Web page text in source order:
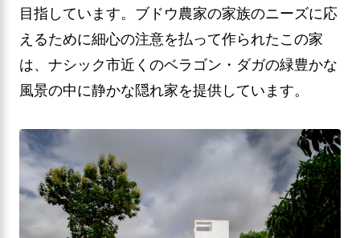
目指しています。ブドウ農家の家族のニーズに応
えるために細心の注意を払って作られたこの家
は、ナシック市近くのベラゴン・ダガの緑豊かな
風景の中に静かな隠れ家を提供しています。